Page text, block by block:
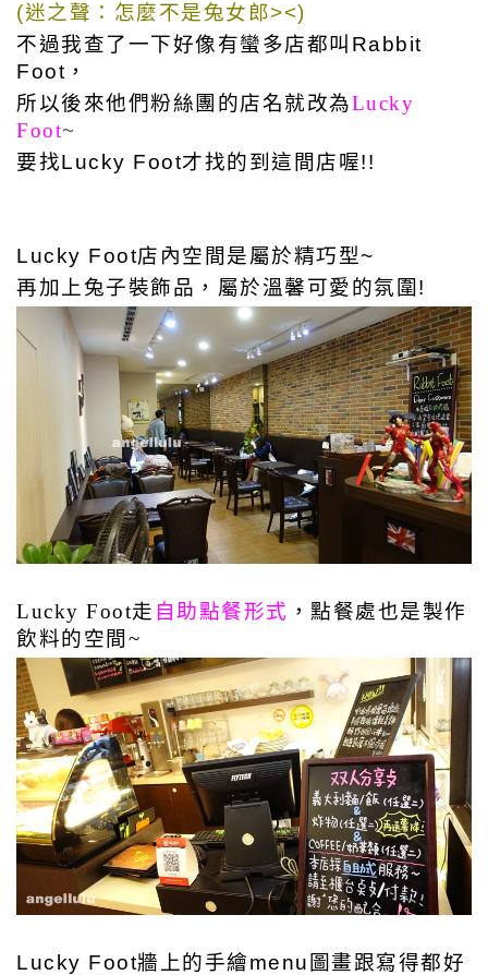
(迷之聲：怎麼不是兔女郎><)
不過我查了一下好像有蠻多店都叫Rabbit
Foot，
所以後來他們粉絲團的店名就改為Lucky
Foot~
要找Lucky Foot才找的到這間店喔!!
Lucky Foot店內空間是屬於精巧型~
再加上兔子裝飾品，屬於溫馨可愛的氛圍!
Lucky Foot走 自助點餐形式 ，點餐處也是製作
飲料的空間~
Lucky Foot牆上的手繪menu圖畫跟寫得都好